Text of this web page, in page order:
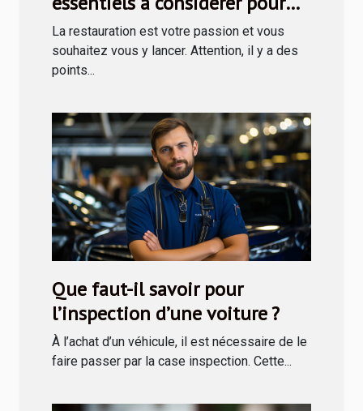
entreprendre en restauration ?
La restauration est votre passion et vous
souhaitez vous y lancer. Attention, il y a des
points...
Que faut-il savoir pour
l’inspection d’une voiture ?
À l’achat d’un véhicule, il est nécessaire de le
faire passer par la case inspection. Cette...